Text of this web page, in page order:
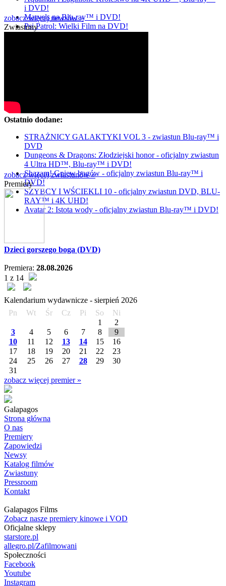
i DVD!
Marvels na Blu-ray™ i DVD!
Psi Patrol: Wielki Film na DVD!
zobacz więcej newsów »
Zwiastuny
Ostatnio dodane:
STRAŻNICY GALAKTYKI VOL 3 - zwiastun Blu-ray™ i
DVD
Dungeons & Dragons: Złodziejski honor - oficjalny zwiastun
4 Ultra HD™, Blu-ray™ i DVD!
Shazam! Gniew bogów - oficjalny zwiastun Blu-ray™ i
DVD!
SZYBCY I WŚCIEKLI 10 - oficjalny zwiastun DVD, BLU-
RAY™ i 4K UHD!
Avatar 2: Istota wody - oficjalny zwiastun Blu-ray™ i DVD!
zobacz więcej zwiastunów »
Premiery
Dzieci gorszego boga (DVD)
Premiera: 28.08.2026
1 z 14
Kalendarium wydawnicze - sierpień 2026
Pn
Wt Śr Cz Pi So
Ni
1
2
3
4 5 6 7 8
9
10
11 12 13 14 15
16
17
18 19 20 21 22
23
24
25 26 27 28 29
30
31
zobacz więcej premier »
Galapagos
Strona główna
O nas
Premiery
Zapowiedzi
Newsy
Katalog filmów
Zwiastuny
Pressroom
Kontakt
Galapagos Films
Zobacz nasze premiery kinowe i VOD
Oficjalne sklepy
starstore.pl
allegro.pl/Zafilmowani
Społeczności
Facebook
Youtube
Instagram